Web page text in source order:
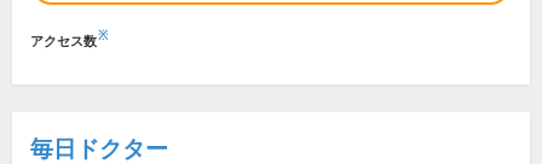
アクセス数※
毎日ドクター